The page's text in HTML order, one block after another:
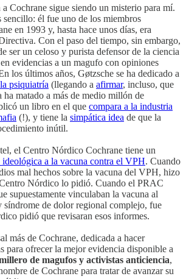
Cochrane sigue siendo un misterio para mí.
sencillo: él fue uno de los miembros
en 1993 y, hasta hace unos días, era
Con el paso del tiempo, sin embargo,
ser un celoso y purista defensor de la ciencia
evidencias a un magufo con opiniones
los últimos años, Gøtzsche se ha dedicado a
psiquiatría (llegando a afirmar, incluso, que
ha matado a más de medio millón de
un libro en el que compara a la industria
(!), y tiene la simpática idea de que la
inútil.
el Centro Nórdico Cochrane tiene un
a la vacuna contra el VPH. Cuando
mal hechos sobre la vacuna del VPH, hizo
Nórdico lo pidió. Cuando el PRAC
supuestamente vinculaban la vacuna al
síndrome de dolor regional complejo, fue
pidió que revisaran esos informes.
más de Cochrane, dedicada a hacer
para ofrecer la mejor evidencia disponible a
de magufos y activistas anticiencia,
de Cochrane para tratar de avanzar su